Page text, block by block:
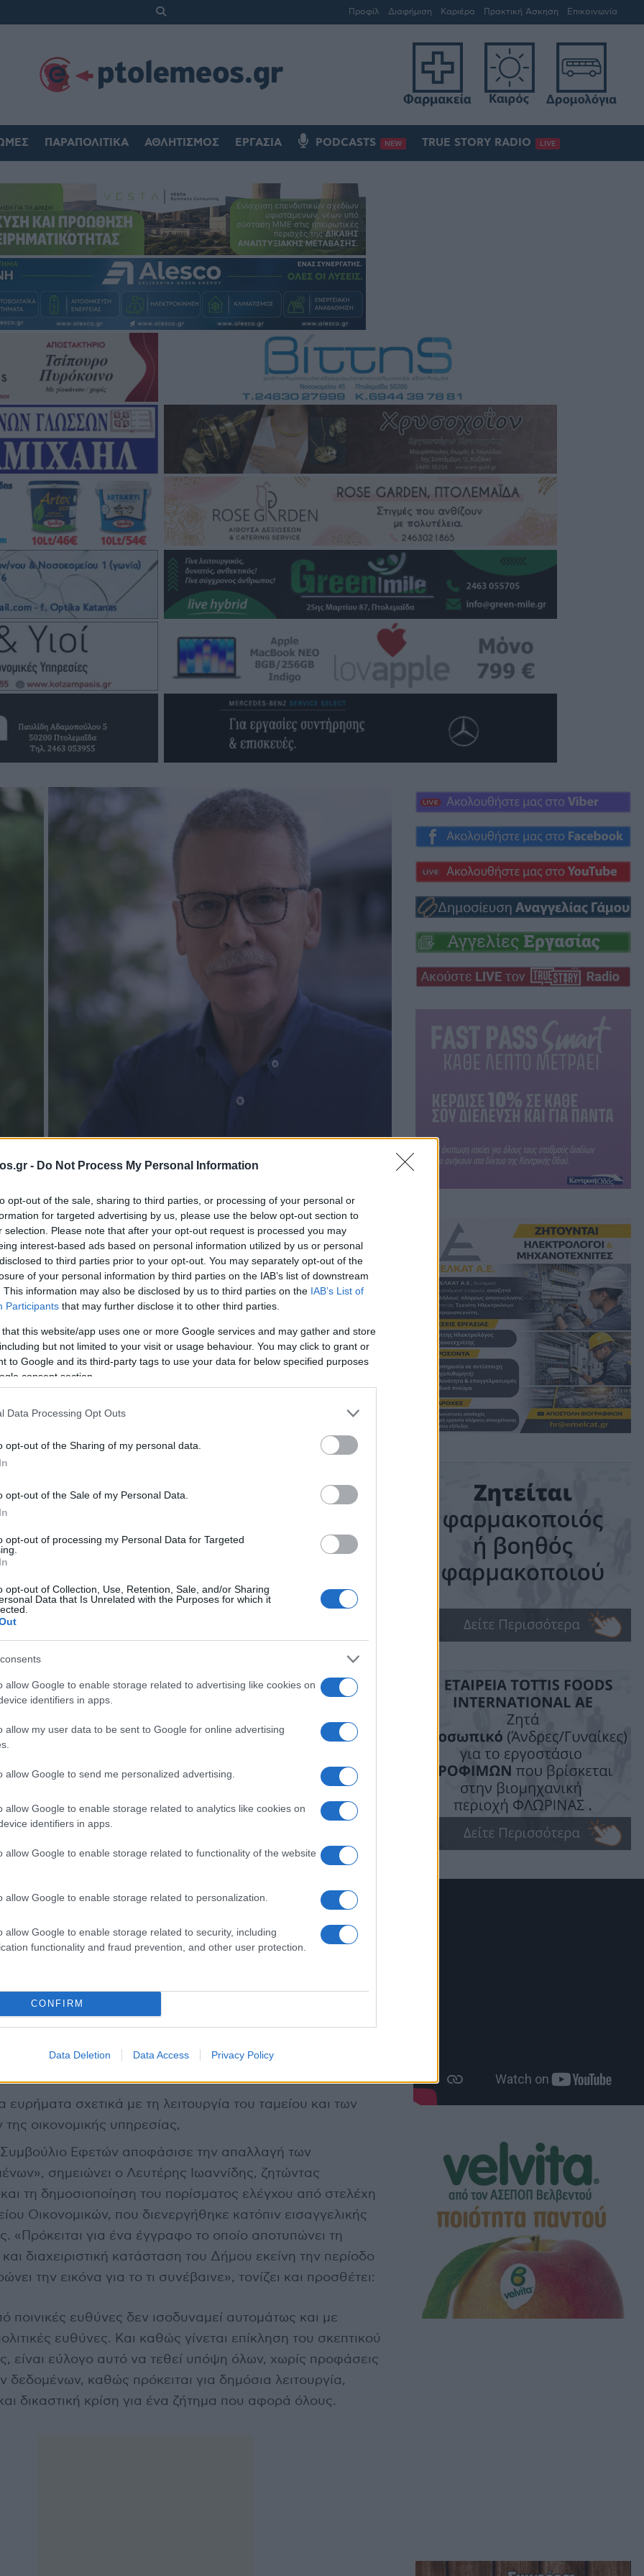
- Do Not Process My Personal Information
opt-out of the sale, sharing to third parties, or processing of your personal or
for targeted advertising by us, please use the below opt-out section to
selection. Please note that after your opt-out request is processed you may
interest-based ads based on personal information utilized by us or personal
to third parties prior to your opt-out. You may separately opt-out of the
of your personal information by third parties on the IAB’s list of downstream
This information may also be disclosed by us to third parties on the IAB’s List of
Participants that may further disclose it to other third parties.
that this website/app uses one or more Google services and may gather and store
but not limited to your visit or usage behaviour. You may click to grant or
to Google and its third-party tags to use your data for below specified purposes
consent section.
Data Processing Opt Outs
opt-out of the Sharing of my personal data.
opt-out of the Sale of my Personal Data.
opt-out of processing my Personal Data for Targeted
opt-out of Collection, Use, Retention, Sale, and/or Sharing
Data that Is Unrelated with the Purposes for which it
allow Google to enable storage related to advertising like cookies on
identifiers in apps.
allow my user data to be sent to Google for online advertising
allow Google to send me personalized advertising.
allow Google to enable storage related to analytics like cookies on
identifiers in apps.
allow Google to enable storage related to functionality of the website
allow Google to enable storage related to personalization.
allow Google to enable storage related to security, including
functionality and fraud prevention, and other user protection.
CONFIRM
Data Deletion Data Access Privacy Policy
Προφίλ Διαφήμιση Καριέρα Πρακτική Άσκηση Επικοινωνία
ΠΑΡΑΠΟΛΙΤΙΚΆ ΑΘΛΗΤΙΣΜΌΣ ΕΡΓΑΣΊΑ PODCASTS NEW TRUE STORY RADIO LIVE
σε Μαλούτα:
το
ευρώ»
και μάθετε πρώτοι όλες τις ειδήσεις!
το βούλευμα του Συμβουλίου Εφετών, με το οποίο
έχει απαλλαγή από κάθε ποινική ευθύνη για το περιβόητο
ευρώ στο Δήμο Κοζάνης, καλεί το Λάζαρο Μαλούτα ο
με δημόσια τοποθέτησή του, σηκώνοντας ουσιαστικά το
υποστήριξε πρόσφατα ο επικεφαλής της μείζονος
πως εφόσον το βούλευμα γίνεται αντικείμενο
Λάζαρου Μαλούτα για εξαγωγή πολιτικών συμπερασμάτων
την ευθύνη δώσει το πλήρες περιεχόμενο στη δημοσιότητα
είναι επιτακτική και αυτονόητη. Οι πολίτες
ευρήματα σχετικά με τη λειτουργία του ταμείου και των
της οικονομικής υπηρεσίας,
Συμβούλιο Εφετών αποφάσισε την απαλλαγή των
σημειώνει ο Λευτέρης Ιωαννίδης, ζητώντας
τη δημοσιοποίηση του πορίσματος ελέγχου από στελέχη
Οικονομικών, που διενεργήθηκε κατόπιν εισαγγελικής
«Πρόκειται για ένα έγγραφο το οποίο αποτυπώνει τη
και διαχειριστική κατάσταση του Δήμου εκείνη την περίοδο
την εικόνα για το τι συνέβαινε», τονίζει και προσθέτει:
ποινικές ευθύνες δεν ισοδυναμεί αυτομάτως και με
ευθύνες. Και καθώς γίνεται επίκληση του σκεπτικού
είναι εύλογο αυτό να τεθεί υπόψη όλων, χωρίς προφάσεις
δεδομένων, καθώς πρόκειται για δημόσια λειτουργία,
δικαστική κρίση για ένα ζήτημα που αφορά όλους.